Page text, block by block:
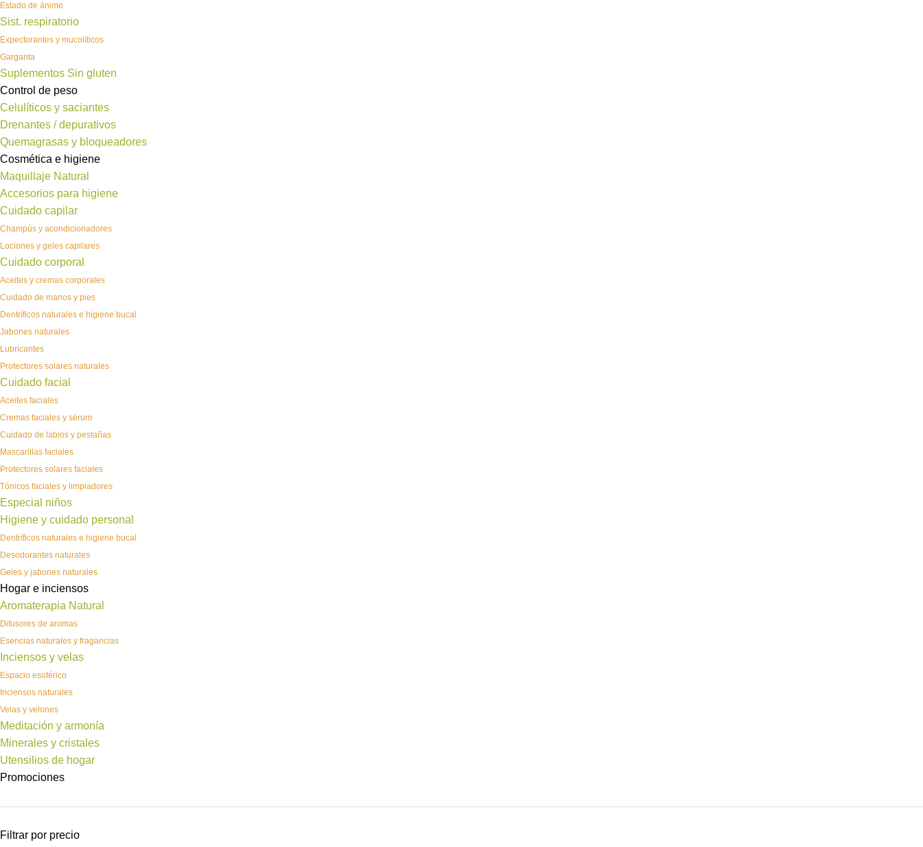
Estado de ánimo
Sist. respiratorio
Expectorantes y mucolíticos
Garganta
Suplementos Sin gluten
Control de peso
Celulíticos y saciantes
Drenantes / depurativos
Quemagrasas y bloqueadores
Cosmética e higiene
Maquillaje Natural
Accesorios para higiene
Cuidado capilar
Champús y acondicionadores
Lociones y geles capilares
Cuidado corporal
Aceites y cremas corporales
Cuidado de manos y pies
Dentríficos naturales e higiene bucal
Jabones naturales
Lubricantes
Protectores solares naturales
Cuidado facial
Aceites faciales
Cremas faciales y sérum
Cuidado de labios y pestañas
Mascarillas faciales
Protectores solares faciales
Tónicos faciales y limpiadores
Especial niños
Higiene y cuidado personal
Dentríficos naturales e higiene bucal
Desodorantes naturales
Geles y jabones naturales
Hogar e inciensos
Aromaterapia Natural
Difusores de aromas
Esencias naturales y fragancias
Inciensos y velas
Espacio esotérico
Inciensos naturales
Velas y velones
Meditación y armonía
Minerales y cristales
Utensilios de hogar
Promociones
Filtrar por precio